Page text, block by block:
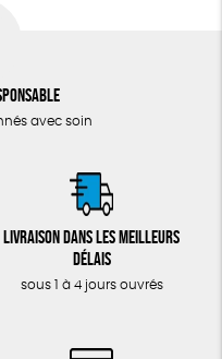
avec soin
Livraison dans les meilleurs
délais
sous 1 à 4 jours ouvrés